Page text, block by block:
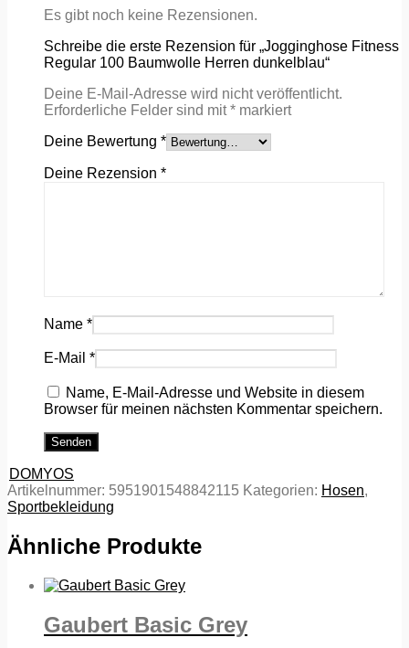
Es gibt noch keine Rezensionen.
Schreibe die erste Rezension für „Jogginghose Fitness
Regular 100 Baumwolle Herren dunkelblau“
Deine E-Mail-Adresse wird nicht veröffentlicht.
Erforderliche Felder sind mit* markiert
Deine Bewertung *
Deine Rezension *
Name *
E-Mail *
Name, E-Mail-Adresse und Website in diesem
Browser für meinen nächsten Kommentar speichern.
DOMYOS
Artikelnummer: 5951901548842115 Kategorien: Hosen,
Sportbekleidung
Ähnliche Produkte
Gaubert Basic Grey